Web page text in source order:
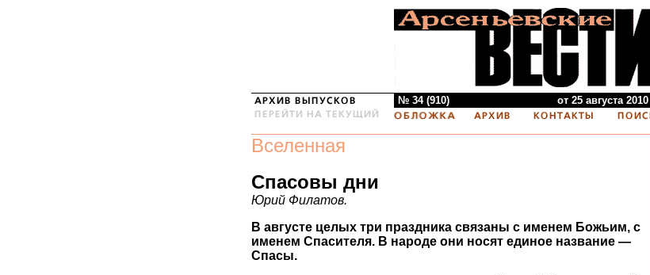
№ 34 (910) от 25 августа 2010
Вселенная
Спасовы дни
Юрий Филатов.
В августе целых три праздника связаны с именем Божьим, с
именем Спасителя. В народе они носят единое название —
Спасы.